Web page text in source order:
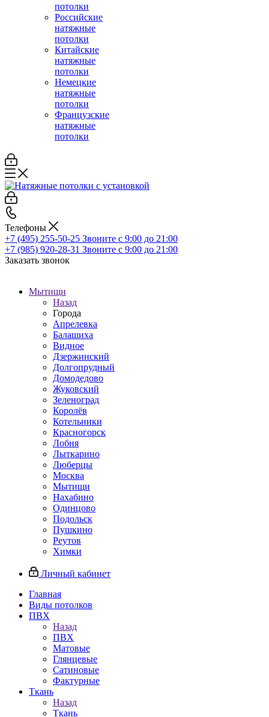
потолки
Российские
натяжные
потолки
Китайские
натяжные
потолки
Немецкие
натяжные
потолки
Французские
натяжные
потолки
Телефоны
+7 (495) 255-50-25 Звоните с 9:00 до 21:00
+7 (985) 920-28-31 Звоните с 9:00 до 21:00
Заказать звонок
Мытищи
Назад
Города
Апрелевка
Балашиха
Видное
Дзержинский
Долгопрудный
Домодедово
Жуковский
Зеленоград
Королёв
Котельники
Красногорск
Лобня
Лыткарино
Люберцы
Москва
Мытищи
Нахабино
Одинцово
Подольск
Пушкино
Реутов
Химки
Личный кабинет
Главная
Виды потолков
ПВХ
Назад
ПВХ
Матовые
Глянцевые
Сатиновые
Фактурные
Ткань
Назад
Ткань